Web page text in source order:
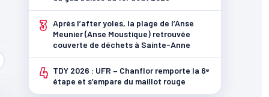
3 Après l’after yoles, la plage de l’Anse
Meunier (Anse Moustique) retrouvée
couverte de déchets à Sainte-Anne
4 TDY 2026 : UFR – Chanflor remporte la 6ᵉ
étape et s’empare du maillot rouge